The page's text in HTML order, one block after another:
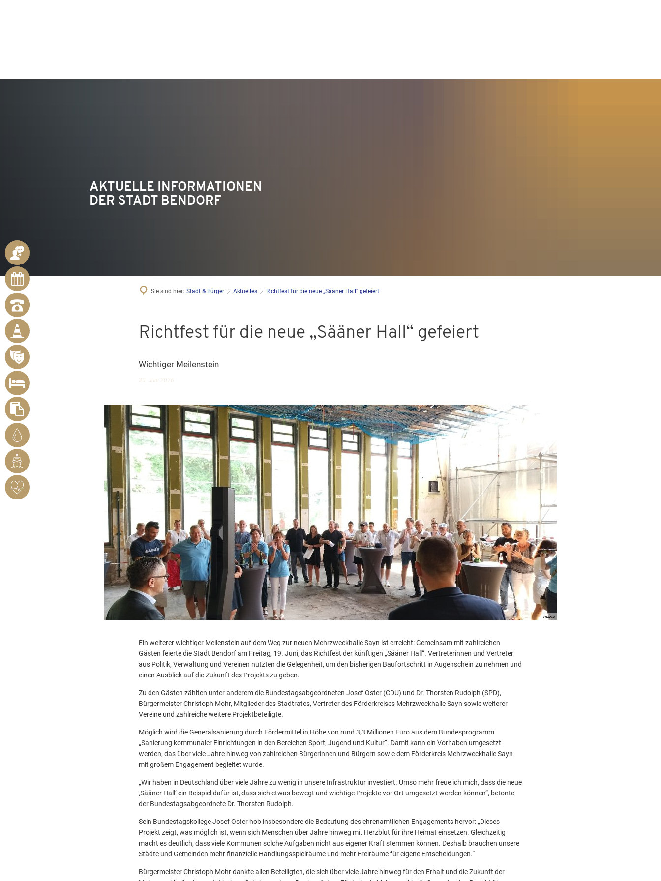
AKTUELLE INFORMATIONEN
DER STADT BENDORF
ANSPRECHPARTNER
ONLINE-
TERMINE
NOTRUFNUMMERN
BÜRGER
MELDEN
MÄNGEL
VERANSTALTUNGSÜBERSICHT
UNTERKUNFT
SUCHEN
FORMULARE
STADTWERKE
BENDORF
RHEINHAFEN
HERZSICHERES
BENDORF
Sie sind hier: Stadt & Bürger Aktuelles Richtfest für die neue „Sääner Hall“ gefeiert
Richtfest für die neue „Sääner Hall“ gefeiert
Wichtiger Meilenstein
30. Juni 2026
nubia
Ein weiterer wichtiger Meilenstein auf dem Weg zur neuen Mehrzweckhalle Sayn ist erreicht: Gemeinsam mit zahlreichen
Gästen feierte die Stadt Bendorf am Freitag, 19. Juni, das Richtfest der künftigen „Sääner Hall“. Vertreterinnen und Vertreter
aus Politik, Verwaltung und Vereinen nutzten die Gelegenheit, um den bisherigen Baufortschritt in Augenschein zu nehmen und
einen Ausblick auf die Zukunft des Projekts zu geben.
Zu den Gästen zählten unter anderem die Bundestagsabgeordneten Josef Oster (CDU) und Dr. Thorsten Rudolph (SPD),
Bürgermeister Christoph Mohr, Mitglieder des Stadtrates, Vertreter des Förderkreises Mehrzweckhalle Sayn sowie weiterer
Vereine und zahlreiche weitere Projektbeteiligte.
Möglich wird die Generalsanierung durch Fördermittel in Höhe von rund 3,3 Millionen Euro aus dem Bundesprogramm
„Sanierung kommunaler Einrichtungen in den Bereichen Sport, Jugend und Kultur“. Damit kann ein Vorhaben umgesetzt
werden, das über viele Jahre hinweg von zahlreichen Bürgerinnen und Bürgern sowie dem Förderkreis Mehrzweckhalle Sayn
mit großem Engagement begleitet wurde.
„Wir haben in Deutschland über viele Jahre zu wenig in unsere Infrastruktur investiert. Umso mehr freue ich mich, dass die neue
‚Sääner Hall‘ ein Beispiel dafür ist, dass sich etwas bewegt und wichtige Projekte vor Ort umgesetzt werden können“, betonte
der Bundestagsabgeordnete Dr. Thorsten Rudolph.
Sein Bundestagskollege Josef Oster hob insbesondere die Bedeutung des ehrenamtlichen Engagements hervor: „Dieses
Projekt zeigt, was möglich ist, wenn sich Menschen über Jahre hinweg mit Herzblut für ihre Heimat einsetzen. Gleichzeitig
macht es deutlich, dass viele Kommunen solche Aufgaben nicht aus eigener Kraft stemmen können. Deshalb brauchen unsere
Städte und Gemeinden mehr finanzielle Handlungsspielräume und mehr Freiräume für eigene Entscheidungen.“
Bürgermeister Christoph Mohr dankte allen Beteiligten, die sich über viele Jahre hinweg für den Erhalt und die Zukunft der